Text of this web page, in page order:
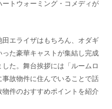
トウォーミング・コメディが
エライザはもちろん、オダギ
た豪華キャストが集結し完成
た。舞台挨拶には「ルームロ
故物件に住んでいることで話
件のおすすめポイントを紹介